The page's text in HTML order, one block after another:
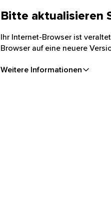
Bitte aktualisieren
Ihr Internet-Browser ist
Browser auf eine neuere
Weitere Informationen